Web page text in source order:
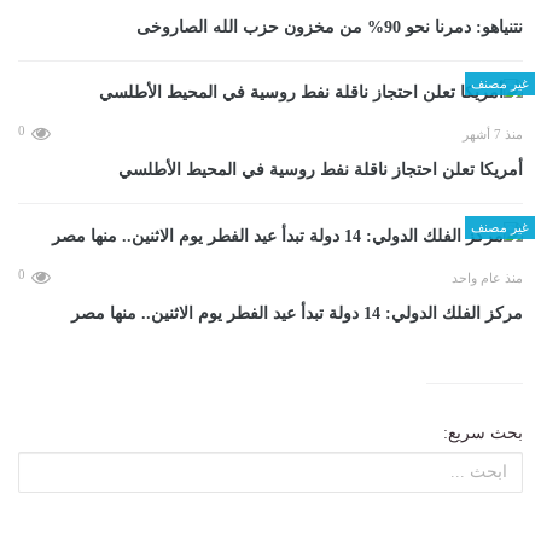
نتنياهو: دمرنا نحو 90% من مخزون حزب الله الصاروخى
غير مصنف
منذ 7 أشهر 0
أمريكا تعلن احتجاز ناقلة نفط روسية في المحيط الأطلسي
غير مصنف
منذ عام واحد 0
مركز الفلك الدولي: 14 دولة تبدأ عيد الفطر يوم الاثنين.. منها مصر
بحث سريع: